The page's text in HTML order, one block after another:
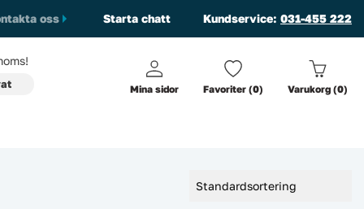
oss Starta chatt Kundservice: 031-455 222
Mina sidor Favoriter (0) Varukorg (0)